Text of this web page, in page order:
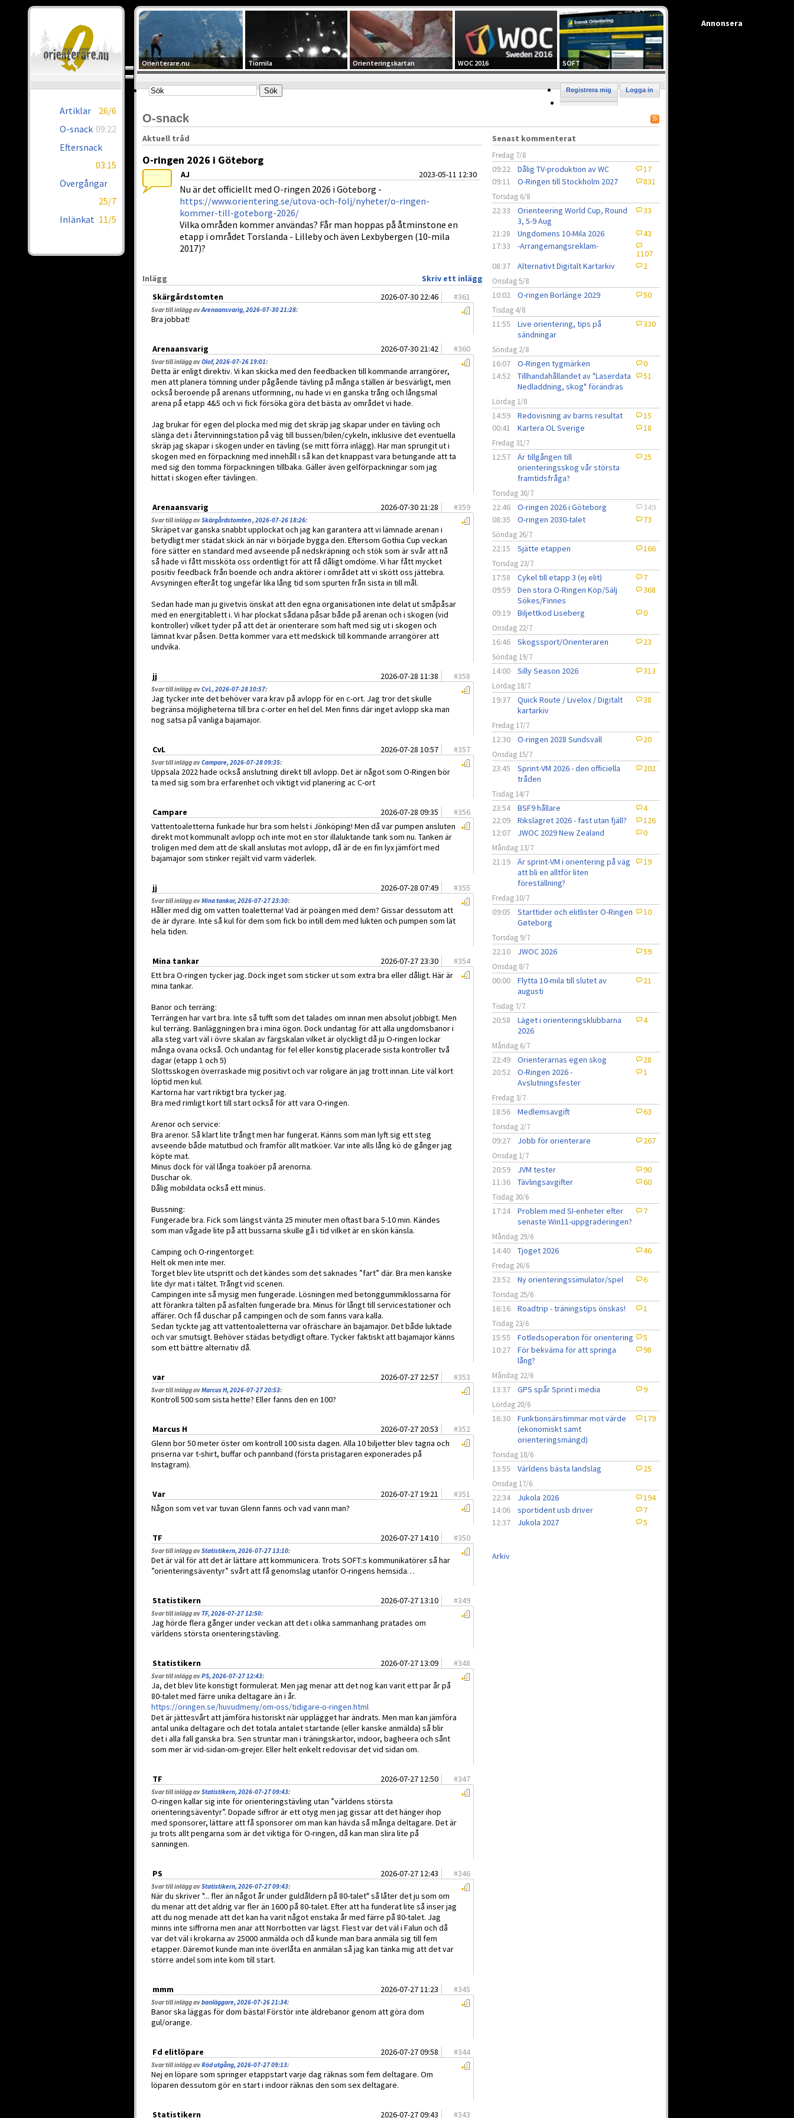
Artiklar
26/6
O-snack 09:22
Eftersnack
03:15
Övergångar
25/7
Inlänkat 11/5
Orienterare.nu Tiomila Orienteringskartan WOC 2016 SOFT
Logga in
Registrera mig
O-snack
Aktuell tråd
O-ringen 2026 i Göteborg
AJ 2023-05-11 12:30
Nu är det officiellt med O-ringen 2026 i Göteborg -
https://www.orientering.se/utova-och-folj/nyheter/o-ringen-
kommer-till-goteborg-2026/
Vilka områden kommer användas? Får man hoppas på åtminstone en
etapp i området Torslanda - Lilleby och även Lexbybergen (10-mila
2017)?
Skriv ett inlägg
Inlägg
Skärgårdstomten
2026-07-30 22:46 #361
Svar till inlägg avArenaansvarig, 2026-07-30 21:28:
Bra jobbat!
Arenaansvarig 2026-07-30 21:42 #360
Svar till inlägg avOlof, 2026-07-26 19:01:
Detta är enligt direktiv. Vi kan skicka med den feedbacken till kommande arrangörer,
men att planera tömning under pågående tävling på många ställen är besvärligt, men
också beroende på arenans utformning, nu hade vi en ganska trång och långsmal
arena på etapp 4&5 och vi fick försöka göra det bästa av området vi hade.
Jag brukar för egen del plocka med mig det skräp jag skapar under en tävling och
slänga det i återvinningstation på väg till bussen/bilen/cykeln, inklusive det eventuella
skräp jag skapar i skogen under en tävling (se mitt förra inlägg). Har man sprungit ut i
skogen med en förpackning med innehåll i så kan det knappast vara betungande att ta
med sig den tomma förpackningen tillbaka. Gäller även gelförpackningar som jag
hittat i skogen efter tävlingen.
Arenaansvarig 2026-07-30 21:28 #359
Svar till inlägg avSkärgårdstomten , 2026-07-26 18:26:
Skräpet var ganska snabbt upplockat och jag kan garantera att vi lämnade arenan i
betydligt mer städat skick än när vi började bygga den. Eftersom Gothia Cup veckan
före sätter en standard med avseende på nedskräpning och stök som är svår att nå
så hade vi fått missköta oss ordentligt för att få dåligt omdöme. Vi har fått mycket
positiv feedback från boende och andra aktörer i området att vi skött oss jättebra.
Avsyningen efteråt tog ungefär lika lång tid som spurten från sista in till mål.
Sedan hade man ju givetvis önskat att den egna organisationen inte delat ut småpåsar
med en energitablett i. Vi har plockat sådana påsar både på arenan och i skogen (vid
kontroller) vilket tyder på att det är orienterare som haft med sig ut i skogen och
lämnat kvar påsen. Detta kommer vara ett medskick till kommande arrangörer att
undvika.
jj 2026-07-28 11:38 #358
Svar till inlägg avCvL, 2026-07-28 10:57:
Jag tycker inte det behöver vara krav på avlopp för en c-ort. Jag tror det skulle
begränsa möjligheterna till bra c-orter en hel del. Men finns där inget avlopp ska man
nog satsa på vanliga bajamajor.
CvL 2026-07-28 10:57 #357
Svar till inlägg avCampare, 2026-07-28 09:35:
Uppsala 2022 hade också anslutning direkt till avlopp. Det är något som O-Ringen bör
ta med sig som bra erfarenhet och viktigt vid planering ac C-ort
Campare 2026-07-28 09:35 #356
Vattentoaletterna funkade hur bra som helst i Jönköping! Men då var pumpen ansluten
direkt mot kommunalt avlopp och inte mot en stor illaluktande tank som nu. Tanken är
troligen med dem att de skall anslutas mot avlopp, då är de en fin lyx jämfört med
bajamajor som stinker rejält vid varm väderlek.
jj 2026-07-28 07:49 #355
Svar till inlägg avMina tankar, 2026-07-27 23:30:
Håller med dig om vatten toaletterna! Vad är poängen med dem? Gissar dessutom att
de är dyrare. Inte så kul för dem som fick bo intill dem med lukten och pumpen som lät
hela tiden.
Mina tankar 2026-07-27 23:30 #354
Ett bra O-ringen tycker jag. Dock inget som sticker ut som extra bra eller dåligt. Här är
mina tankar.
Banor och terräng:
Terrängen har vart bra. Inte så tufft som det talades om innan men absolut jobbigt. Men
kul terräng. Banläggningen bra i mina ögon. Dock undantag för att alla ungdomsbanor i
alla steg vart väl i övre skalan av färgskalan vilket är olyckligt då ju O-ringen lockar
många ovana också. Och undantag för fel eller konstig placerade sista kontroller två
dagar (etapp 1 och 5)
Slottsskogen överraskade mig positivt och var roligare än jag trott innan. Lite väl kort
löptid men kul.
Kartorna har vart riktigt bra tycker jag.
Bra med rimligt kort till start också för att vara O-ringen.
Arenor och service:
Bra arenor. Så klart lite trångt men har fungerat. Känns som man lyft sig ett steg
avseende både matutbud och framför allt matköer. Var inte alls lång kö de gånger jag
köpte mat.
Minus dock för väl långa toaköer på arenorna.
Duschar ok.
Dålig mobildata också ett minus.
Bussning:
Fungerade bra. Fick som längst vänta 25 minuter men oftast bara 5-10 min. Kändes
som man vågade lite på att bussarna skulle gå i tid vilket är en skön känsla.
Camping och O-ringentorget:
Helt ok men inte mer.
Torget blev lite utspritt och det kändes som det saknades ”fart” där. Bra men kanske
lite dyr mat i tältet. Trångt vid scenen.
Campingen inte så mysig men fungerade. Lösningen med betonggummiklossarna för
att förankra tälten på asfalten fungerade bra. Minus för långt till servicestationer och
affärer. Och få duschar på campingen och de som fanns vara kalla.
Sedan tyckte jag att vattentoaletterna var ofräschare än bajamajor. Det både luktade
och var smutsigt. Behöver städas betydligt oftare. Tycker faktiskt att bajamajor känns
som ett bättre alternativ då.
var 2026-07-27 22:57 #353
Svar till inlägg avMarcus H, 2026-07-27 20:53:
Kontroll 500 som sista hette? Eller fanns den en 100?
Marcus H 2026-07-27 20:53 #352
Glenn bor 50 meter öster om kontroll 100 sista dagen. Alla 10 biljetter blev tagna och
priserna var t-shirt, buffar och pannband (första pristagaren exponerades på
Instagram).
Var 2026-07-27 19:21 #351
Någon som vet var tuvan Glenn fanns och vad vann man?
TF 2026-07-27 14:10 #350
Svar till inlägg avStatistikern, 2026-07-27 13:10:
Det är väl för att det är lättare att kommunicera. Trots SOFT:s kommunikatörer så har
”orienteringsäventyr” svårt att få genomslag utanför O-ringens hemsida…
Statistikern 2026-07-27 13:10 #349
Svar till inlägg av TF, 2026-07-27 12:50:
Jag hörde flera gånger under veckan att det i olika sammanhang pratades om
världens största orienteringstävling.
Statistikern 2026-07-27 13:09 #348
Svar till inlägg avPS, 2026-07-27 12:43:
Ja, det blev lite konstigt formulerat. Men jag menar att det nog kan varit ett par år på
80-talet med färre unika deltagare än i år.
https://oringen.se/huvudmeny/om-oss/tidigare-o-ringen.html
Det är jättesvårt att jämföra historiskt när upplägget har ändrats. Men man kan jämföra
antal unika deltagare och det totala antalet startande (eller kanske anmälda) så blir
det i alla fall ganska bra. Sen struntar man i träningskartor, indoor, bagheera och sånt
som mer är vid-sidan-om-grejer. Eller helt enkelt redovisar det vid sidan om.
TF 2026-07-27 12:50 #347
Svar till inlägg avStatistikern, 2026-07-27 09:43:
O-ringen kallar sig inte för orienteringstävling utan ”världens största
orienteringsäventyr”. Dopade siffror är ett otyg men jag gissar att det hänger ihop
med sponsorer, lättare att få sponsorer om man kan hävda så många deltagare. Det är
ju trots allt pengarna som är det viktiga för O-ringen, då kan man slira lite på
sanningen.
PS 2026-07-27 12:43 #346
Svar till inlägg avStatistikern, 2026-07-27 09:43:
När du skriver "... fler än något år under guldåldern på 80-talet" så låter det ju som om
du menar att det aldrig var fler än 1600 på 80-talet. Efter att ha funderat lite så inser jag
att du nog menade att det kan ha varit något enstaka år med färre på 80-talet. Jag
minns inte siffrorna men anar att Norrbotten var lägst. Flest var det väl i Falun och då
var det väl i krokarna av 25000 anmälda och då kunde man bara anmäla sig till fem
etapper. Däremot kunde man inte överlåta en anmälan så jag kan tänka mig att det var
större andel som inte kom till start.
mmm 2026-07-27 11:23 #345
Svar till inlägg avbanläggare, 2026-07-26 21:34:
Banor ska läggas för dom bästa! Förstör inte äldrebanor genom att göra dom
gul/orange.
Fd elitlöpare 2026-07-27 09:58 #344
Svar till inlägg avRöd utgång, 2026-07-27 09:13:
Nej en löpare som springer etappstart varje dag räknas som fem deltagare. Om
löparen dessutom gör en start i indoor räknas den som sex deltagare.
Statistikern 2026-07-27 09:43 #343
Senast kommenterat
Fredag 7/8
09:22 Dålig TV-produktion av WC
17
09:11
O-Ringen till Stockholm 2027 831
Torsdag 6/8
22:33
Orienteering World Cup, Round
3, 5-9 Aug
33
21:28 Ungdomens 10-Mila 2026
43
17:33
-Arrangemangsreklam-
1107
08:37
Alternativt Digitalt Kartarkiv 2
Onsdag 5/8
10:02 O-ringen Borlänge 2029 50
Tisdag 4/8
11:55
Live orientering, tips på
sändningar
330
Söndag 2/8
16:07 O-Ringen tygmärken
0
14:52
Tillhandahållandet av "Laserdata
Nedladdning, skog" förändras
51
Lördag 1/8
14:59 Redovisning av barns resultat
15
00:41
Kartera OL Sverige 18
Fredag 31/7
12:57
Är tillgången till
orienteringsskog vår största
framtidsfråga?
25
Torsdag 30/7
22:46 O-ringen 2026 i Göteborg
349
08:35
O-ringen 2030-talet 73
Söndag 26/7
22:15 Sjätte etappen 166
Torsdag 23/7
17:58 Cykel till etapp 3 (ej elit)
7
09:59
Den stora O-Ringen Köp/Sälj
Sökes/Finnes
368
09:19 Biljettkod Liseberg 0
Onsdag 22/7
16:46 Skogssport/Orienteraren 23
Söndag 19/7
14:00 Silly Season 2026 313
Lördag 18/7
19:37
Quick Route / Livelox / Digitalt
kartarkiv
38
Fredag 17/7
12:30 O-ringen 2028 Sundsvall 20
Onsdag 15/7
23:45
Sprint-VM 2026 - den officiella
tråden
202
Tisdag 14/7
23:54 BSF9 hållare
4
22:09
Rikslägret 2026 - fast utan fjäll?
126
12:07
JWOC 2029 New Zealand 0
Måndag 13/7
21:19
Är sprint-VM i orientering på väg
att bli en alltför liten
föreställning?
19
Fredag 10/7
09:05
Starttider och elitlister O-Ringen
Gøteborg
10
Torsdag 9/7
22:10 JWOC 2026 59
Onsdag 8/7
00:00
Flytta 10-mila till slutet av
augusti
21
Tisdag 7/7
20:58
Läget i orienteringsklubbarna
2026
4
Måndag 6/7
22:49 Orienterarnas egen skog
28
20:52
O-Ringen 2026 -
Avslutningsfester
1
Fredag 3/7
18:56 Medlemsavgift 63
Torsdag 2/7
09:27 Jobb för orienterare 267
Onsdag 1/7
20:59 JVM tester
90
11:36
Tävlingsavgifter 60
Tisdag 30/6
17:24
Problem med SI-enheter efter
senaste Win11-uppgraderingen?
7
Måndag 29/6
14:40 Tjoget 2026 46
Fredag 26/6
23:52 Ny orienteringssimulator/spel 6
Torsdag 25/6
16:16 Roadtrip - träningstips önskas! 1
Tisdag 23/6
15:55 Fotledsoperation för orientering
5
10:27
För bekväma för att springa
lång?
98
Måndag 22/6
13:37 GPS spår Sprint i media 9
Lördag 20/6
16:30
Funktionsärstimmar mot värde
(ekonomiskt samt
orienteringsmängd)
179
Torsdag 18/6
13:55 Världens bästa landslag 25
Onsdag 17/6
22:34 Jukola 2026
194
14:06
sportident usb driver
7
12:37
Jukola 2027 5
Arkiv
Annonsera